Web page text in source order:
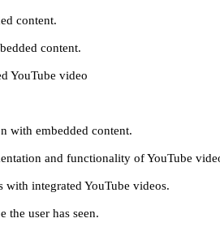
content.
content.
YouTube video
with embedded content.
and functionality of YouTube
with integrated YouTube videos.
the user has seen.